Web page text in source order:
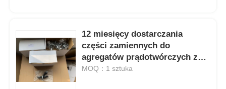
12 miesięcy dostarczania
części zamiennych do
agregatów prądotwórczych z
silnikiem Diesla. Szeroki
MOQ：1 sztuka